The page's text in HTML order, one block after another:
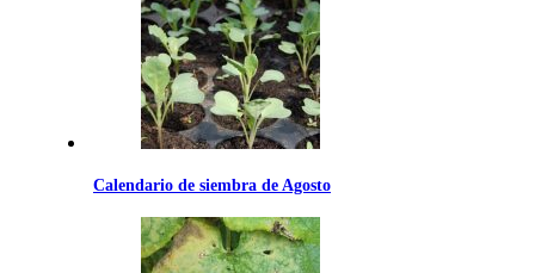
Calendario de siembra de Agosto